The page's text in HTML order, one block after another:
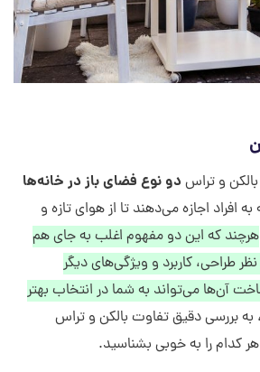
و تراس دو نوع فضای باز در خانه‌ها
افراد اجازه می‌دهند تا از هوای تازه و
هرچند که این دو مفهوم اغلب به جای هم
طراحی، کاربرد و ویژگی‌های دیگر
آن‌ها می‌تواند به شما در انتخاب بهتر
بررسی دقیق تفاوت بالکن و تراس
کدام را به خوبی بشناسید.